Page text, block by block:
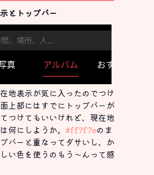
とトップバー
地表示が気に入ったのでつけ
上部にはすでにトップバーが
つけてもいいけれど、現在地
何にしようか。#ff7f7eのま
バーと重なってダサいし、か
い色を使うのもう～んって感